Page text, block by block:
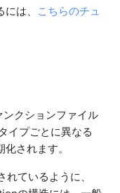
は、
こちらのチュ
クションファイル
イプごとに異なる
されます。
れているように、